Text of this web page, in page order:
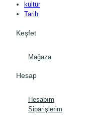
kültür
Tarih
Keşfet
Mağaza
Hesap
Hesabım
Siparişlerim